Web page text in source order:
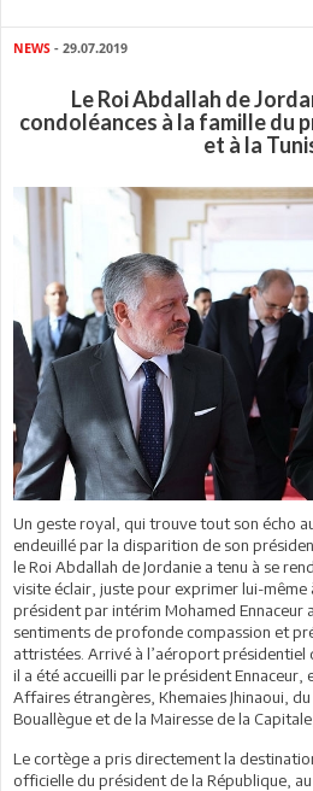
NEWS - 29.07.2019
Le Roi Abdallah de
condoléances à la famille du
et à la
Un geste royal, qui trouve tout son écho
endeuillé par la disparition de son
le Roi Abdallah de Jordanie a tenu à se
visite éclair, juste pour exprimer lui-même
président par intérim Mohamed Ennaceur
sentiments de profonde compassion et
attristées. Arrivé à l’aéroport présidentiel
il a été accueilli par le président Ennaceur,
Affaires étrangères, Khemaies Jhinaoui,
Bouallègue et de la Mairesse de la
Le cortège a pris directement la
officielle du président de la République,